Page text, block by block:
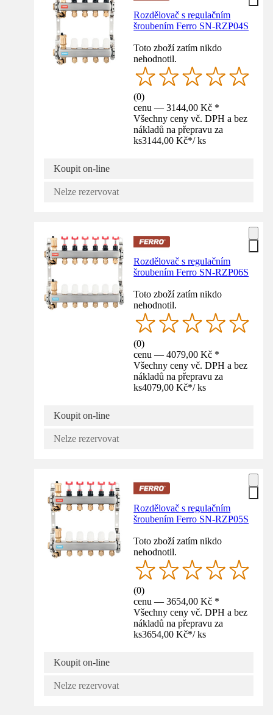
Rozdělovač s regulačním
šroubením Ferro SN-RZP04S
Toto zboží zatím nikdo
nehodnotil.
(0)
cenu — 3144,00 Kč *
Všechny ceny vč. DPH a bez
nákladů na přepravu za
ks3144,00 Kč*/ ks
Koupit on-line
Nelze rezervovat
Rozdělovač s regulačním
šroubením Ferro SN-RZP06S
Toto zboží zatím nikdo
nehodnotil.
(0)
cenu — 4079,00 Kč *
Všechny ceny vč. DPH a bez
nákladů na přepravu za
ks4079,00 Kč*/ ks
Koupit on-line
Nelze rezervovat
Rozdělovač s regulačním
šroubením Ferro SN-RZP05S
Toto zboží zatím nikdo
nehodnotil.
(0)
cenu — 3654,00 Kč *
Všechny ceny vč. DPH a bez
nákladů na přepravu za
ks3654,00 Kč*/ ks
Koupit on-line
Nelze rezervovat